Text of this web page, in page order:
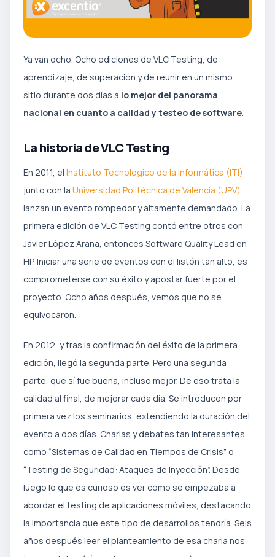
Ya van ocho. Ocho ediciones de VLC Testing, de
aprendizaje, de superación y de reunir en un mismo
sitio durante dos días a lo mejor del panorama
nacional en cuanto a calidad y testeo de software
La historia de VLC Testing
En 2011, el Instituto Tecnológico de la Informática (ITI)
junto con la Universidad Politécnica de Valencia (UPV)
lanzan un evento rompedor y altamente demandado. La
primera edición de VLC Testing contó entre otros con
Javier López Arana, entonces Software Quality Lead en
HP. Iniciar una serie de eventos con el listón tan alto, es
comprometerse con su éxito y apostar fuerte por el
proyecto. Ocho años después, vemos que no se
equivocaron.
En 2012, y tras la confirmación del éxito de la primera
edición, llegó la segunda parte. Pero una segunda
parte, que sí fue buena, incluso mejor. De eso trata la
calidad al final, de mejorar cada día. Se introducen por
primera vez los seminarios, extendiendo la duración del
evento a dos días. Charlas y debates tan interesantes
como “Sistemas de Calidad en Tiempos de Crisis” o
“Testing de Seguridad: Ataques de Inyección”. Desde
luego lo que es curioso es ver como se empezaba a
abordar el testing de aplicaciones móviles, destacando
la importancia que este tipo de desarrollos tendría. Seis
años después leer el planteamiento de esa charla nos